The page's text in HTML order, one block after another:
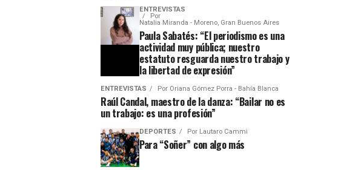
ENTREVISTAS
Por
Natalia Miranda - Moreno, Gran Buenos Aires
Paula Sabatés: “El periodismo es una
actividad muy pública; nuestro
estatuto resguarda nuestro trabajo y
la libertad de expresión”
ENTREVISTAS Por Oriana Gómez Porra - Bahía Blanca
Raúl Candal, maestro de la danza: “Bailar no es
un trabajo: es una profesión”
DEPORTES Por Lautaro Cammi
Para “Soñer” con algo más